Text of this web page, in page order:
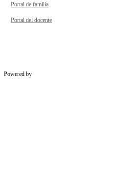
Portal de familia
Portal del docente
Powered by